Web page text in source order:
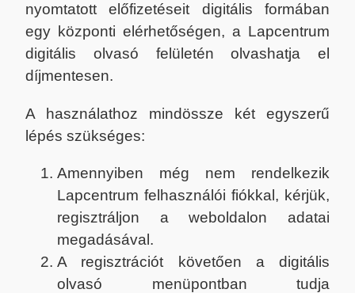
nyomtatott előfizetéseit digitális formában
egy központi elérhetőségen, a Lapcentrum
digitális olvasó felületén olvashatja el
díjmentesen.
A használathoz mindössze két egyszerű
lépés szükséges:
Amennyiben még nem rendelkezik
Lapcentrum felhasználói fiókkal, kérjük,
regisztráljon a weboldalon adatai
megadásával.
A regisztrációt követően a digitális
olvasó menüpontban tudja